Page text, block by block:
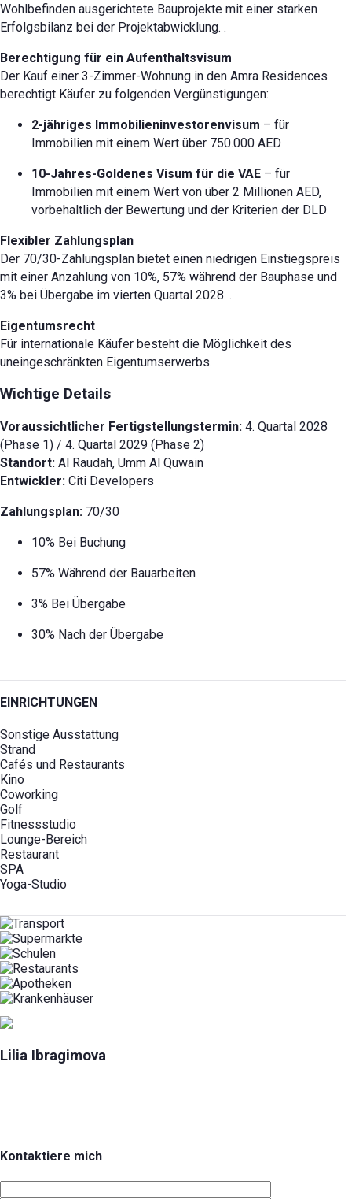
Wohlbefinden ausgerichtete Bauprojekte mit einer starken
Erfolgsbilanz bei der Projektabwicklung. .
Berechtigung für ein Aufenthaltsvisum
Der Kauf einer 3-Zimmer-Wohnung in den Amra Residences
berechtigt Käufer zu folgenden Vergünstigungen:
2-jähriges Immobilieninvestorenvisum – für
Immobilien mit einem Wert über 750.000 AED
10-Jahres-Goldenes Visum für die VAE – für
Immobilien mit einem Wert von über 2 Millionen AED,
vorbehaltlich der Bewertung und der Kriterien der DLD
Flexibler Zahlungsplan
Der 70/30-Zahlungsplan bietet einen niedrigen Einstiegspreis
mit einer Anzahlung von 10%, 57% während der Bauphase und
3% bei Übergabe im vierten Quartal 2028. .
Eigentumsrecht
Für internationale Käufer besteht die Möglichkeit des
uneingeschränkten Eigentumserwerbs.
Wichtige Details
Voraussichtlicher Fertigstellungstermin: 4. Quartal 2028
(Phase 1) / 4. Quartal 2029 (Phase 2)
Standort: Al Raudah, Umm Al Quwain
Entwickler: Citi Developers
Zahlungsplan: 70/30
10% Bei Buchung
57% Während der Bauarbeiten
3% Bei Übergabe
30% Nach der Übergabe
EINRICHTUNGEN
Sonstige Ausstattung
Strand
Cafés und Restaurants
Kino
Coworking
Golf
Fitnessstudio
Lounge-Bereich
Restaurant
SPA
Yoga-Studio
Lilia Ibragimova
Kontaktiere mich